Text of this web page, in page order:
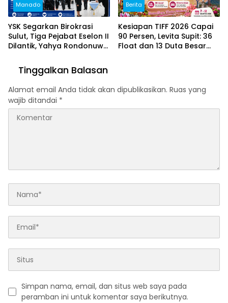
Manado
YSK Segarkan Birokrasi
Sulut, Tiga Pejabat Eselon II
Dilantik, Yahya Rondonuwu
Pendidikan
Berita
Kesiapan TIFF 2026 Capai
90 Persen, Levita Supit: 36
Float dan 13 Duta Besar
Tinggalkan Balasan
Alamat email Anda tidak akan dipublikasikan. Ruas yang
wajib ditandai *
Simpan nama, email, dan situs web saya pada
peramban ini untuk komentar saya berikutnya.